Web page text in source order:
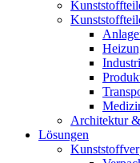
Architektur
Lösungen